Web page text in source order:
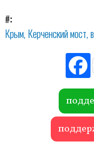
#
Крым Керченский мост